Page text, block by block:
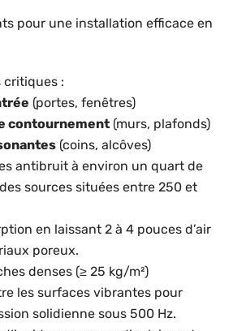
pour une installation efficace en
critiques :
(portes, fenêtres)
contournement (murs, plafonds)
(coins, alcôves)
antibruit à environ un quart de
sources situées entre 250 et
en laissant 2 à 4 pouces d’air
poreux.
denses (≥ 25 kg/m²)
les surfaces vibrantes pour
solidienne sous 500 Hz.